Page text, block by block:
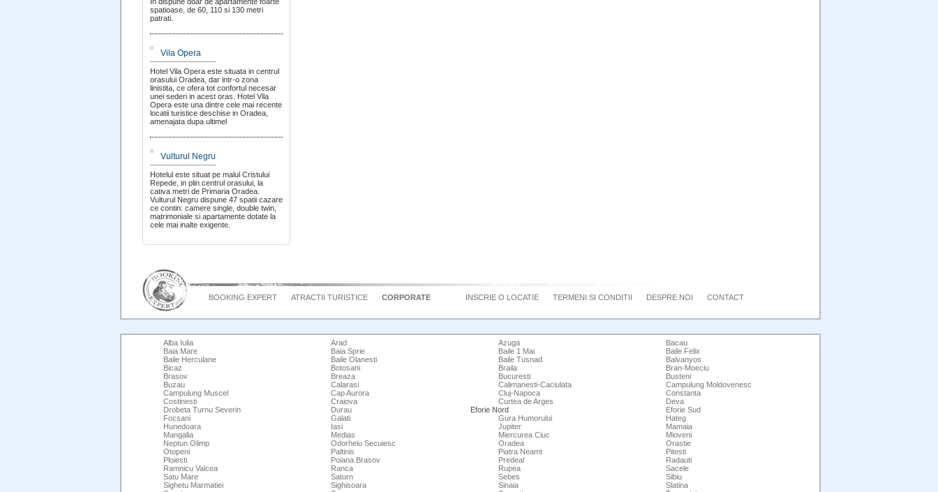
spatioase, de 60, 110 si 130 metri
patrati.
Vila Opera
Hotel Vila Opera este situata in centrul
orasului Oradea, dar intr-o zona
linistita, ce ofera tot confortul necesar
unei sederi in acest oras. Hotel Vila
Opera este una dintre cele mai recente
locatii turistice deschise in Oradea,
amenajata dupa ultimel
Vulturul Negru
Hotelul este situat pe malul Cristului
Repede, in plin centrul orasului, la
cativa metri de Primaria Oradea.
Vulturul Negru dispune 47 spatii cazare
ce contin: camere single, double twin,
matrimoniale si apartamente dotate la
cele mai inalte exigente.
BOOKING EXPERT ATRACTII TURISTICE CORPORATE INSCRIE O LOCATIE TERMENI SI CONDITII DESPRE NOI CONTACT
Alba Iulia Arad Azuga
Bacau
Baia Mare
Baia Sprie Baile 1 Mai
Baile Felix
Baile Herculane
Baile Olanesti Baile Tusnad
Balvanyos
Bicaz
Botosani Braila
Bran-Moeciu
Brasov
Breaza Bucuresti
Busteni
Buzau
Calarasi Calimanesti-Caciulata
Campulung Moldovenesc
Campulung Muscel
Cap Aurora Cluj-Napoca
Constanta
Costinesti
Craiova Curtea de Arges
Deva
Drobeta Turnu Severin
Durau Eforie Nord
Eforie Sud
Focsani
Galati Gura Humorului
Hateg
Hunedoara
Iasi Jupiter
Mamaia
Mangalia
Medias Miercurea Ciuc
Mioveni
Neptun Olimp
Odorheiu Secuiesc Oradea
Orastie
Otopeni
Paltinis Piatra Neamt
Pitesti
Ploiesti
Poiana Brasov Predeal
Radauti
Ramnicu Valcea
Ranca Rupea
Sacele
Satu Mare
Saturn Sebes
Sibiu
Sighetu Marmatiei
Sighisoara Sinaia
Slatina